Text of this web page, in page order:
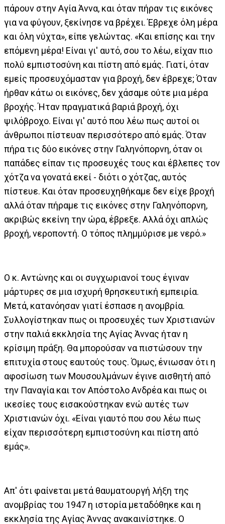
πάρουν στην Αγία Άννα, και όταν πήραν τις εικόνες
για να φύγουν, ξεκίνησε να βρέχει. Έβρεχε όλη μέρα
και όλη νύχτα», είπε γελώντας. «Και επίσης και την
επόμενη μέρα! Είναι γι' αυτό, σου το λέω, είχαν πιο
πολύ εμπιστοσύνη και πίστη από εμάς. Γιατί, όταν
εμείς προσευχόμασταν για βροχή, δεν έβρεχε; Όταν
ήρθαν κάτω οι εικόνες, δεν χάσαμε ούτε μια μέρα
βροχής. Ήταν πραγματικά βαριά βροχή, όχι
ψιλόβροχο. Είναι γι' αυτό που λέω πως αυτοί οι
άνθρωποι πίστευαν περισσότερο από εμάς. Όταν
πήρα τις δύο εικόνες στην Γαληνόπορνη, όταν οι
παπάδες είπαν τις προσευχές τους και έβλεπες τον
χότζα να γονατά εκεί - διότι ο χότζας, αυτός
πίστευε. Και όταν προσευχηθήκαμε δεν είχε βροχή
αλλά όταν πήραμε τις εικόνες στην Γαληνόπορνη,
ακριβώς εκείνη την ώρα, έβρεξε. Αλλά όχι απλώς
βροχή, νεροποντή. Ο τόπος πλημμύρισε με νερό.»
Ο κ. Αντώνης και οι συγχωριανοί τους έγιναν
μάρτυρες σε μια ισχυρή θρησκευτική εμπειρία.
Μετά, κατανόησαν γιατί έσπασε η ανομβρία.
Συλλογίστηκαν πως οι προσευχές των Χριστιανών
στην παλιά εκκλησία της Αγίας Άννας ήταν η
κρίσιμη πράξη. Θα μπορούσαν να πιστώσουν την
επιτυχία στους εαυτούς τους. Όμως, ένιωσαν ότι η
αφοσίωση των Μουσουλμάνων έγινε αισθητή από
την Παναγία και τον Απόστολο Ανδρέα και πως οι
ικεσίες τους εισακούστηκαν ενώ αυτές των
Χριστιανών όχι. «Είναι γιαυτό που σου λέω πως
είχαν περισσότερη εμπιστοσύνη και πίστη από
εμάς».
Απ' ότι φαίνεται μετά θαυματουργή λήξη της
ανομβρίας του 1947 η ιστορία μεταδόθηκε και η
εκκλησία της Αγίας Άννας ανακαινίστηκε. Ο